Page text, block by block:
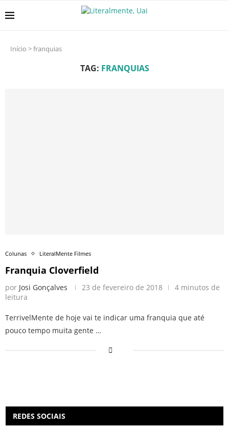
Início >franquias
TAG: FRANQUIAS
Colunas LiteralMente Filmes
Franquia Cloverfield
por Josi Gonçalves 23 de fevereiro de 2018
4 minutos de
leitura
TerrivelMente de hoje vai te indicar uma franquia que até
pouco tempo muita gente …
REDES SOCIAIS